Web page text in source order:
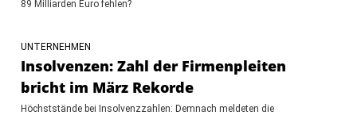
89 Milliarden Euro fehlen?
UNTERNEHMEN
Insolvenzen: Zahl der Firmenpleiten
bricht im März Rekorde
Höchststände bei Insolvenzzahlen: Demnach meldeten die